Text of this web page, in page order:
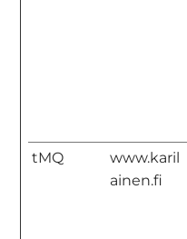
tMQ
www.karil
ainen.fi